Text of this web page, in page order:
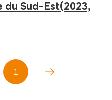
du Sud-Est(2023,
1